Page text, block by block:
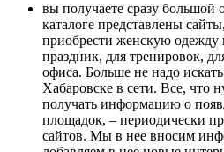
вы получаете сразу
каталоге представлены
приобрести женскую одежду
праздник, для тренировок,
офиса. Больше не надо
Хабаровске в сети. Все, что
получать информацию о
площадок, – периодически
сайтов. Мы в нее вносим